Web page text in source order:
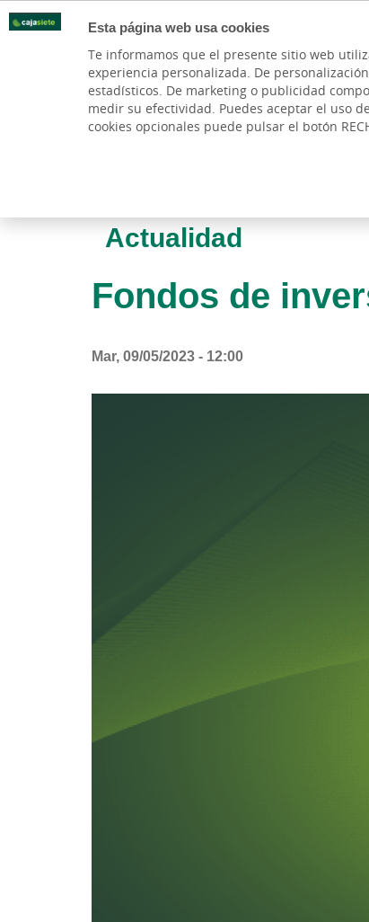
Esta página web usa cookies
Te informamos que el presente sitio web
experiencia personalizada. De
estadísticos. De marketing o publicidad
medir su efectividad. Puedes aceptar el uso
cookies opcionales puede pulsar el botón
PARTICULARES
Actualidad
Fondos de
Mar, 09/05/2023 - 12:00